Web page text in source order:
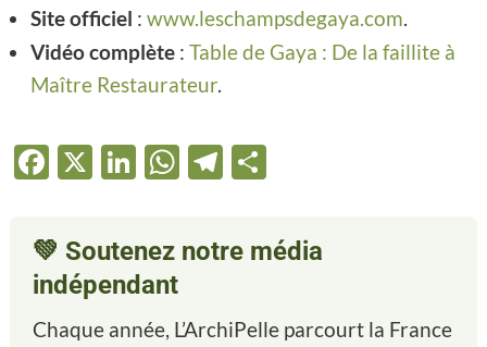
Site officiel : www.leschampsdegaya.com.
Vidéo complète: Table de Gaya : De la faillite à
Maître Restaurateur.
Facebook
X LinkedIn
WhatsApp
Telegram
Partager
💚Soutenez notre média
indépendant
Chaque année, L’ArchiPelle parcourt la France